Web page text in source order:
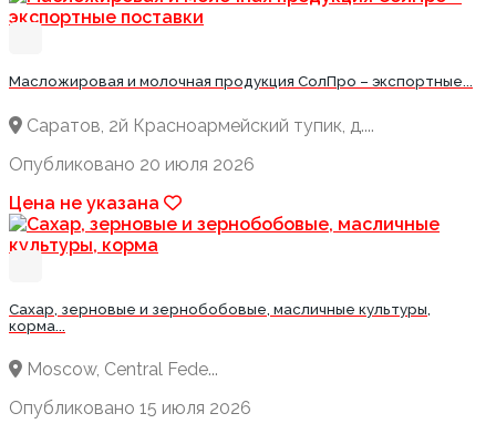
Масложировая и молочная продукция СолПро – экспортные...
Саратов, 2й Красноармейский тупик, д....
Опубликовано 20 июля 2026
Цена не указана
Сахар, зерновые и зернобобовые, масличные культуры,
корма...
Moscow, Central Fede...
Опубликовано 15 июля 2026